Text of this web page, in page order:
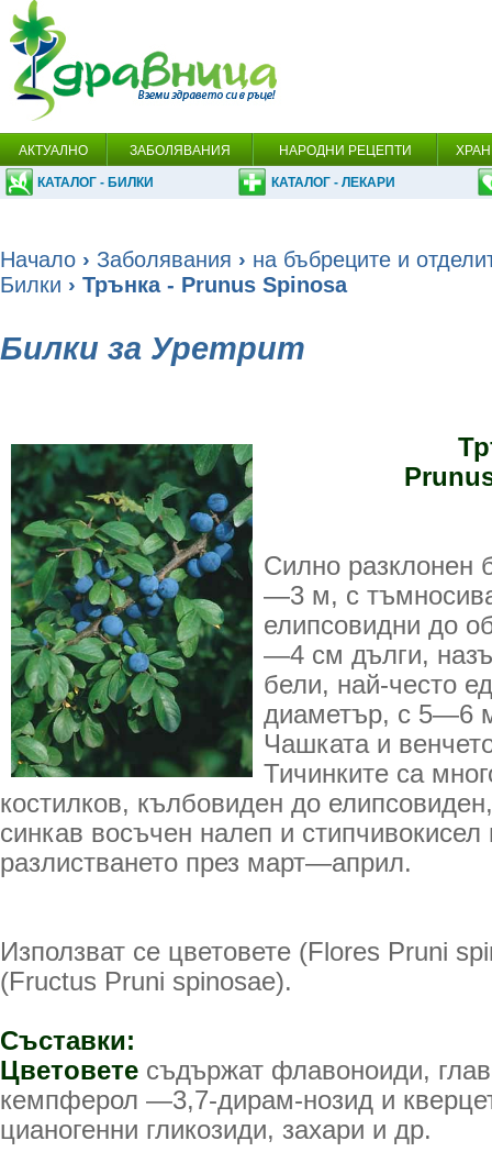
АКТУАЛНО ЗАБОЛЯВАНИЯ НАРОДНИ РЕЦЕПТИ
КАТАЛОГ - БИЛКИ КАТАЛОГ - ЛЕКАРИ
Начало › Заболявания › на бъбреците и
Билки › Трънка - Prunus Spinosa
Билки за Уретрит
Силно разклонен
—3 м, с
елипсовидни до
—4 см дълги,
бели, най-често
диаметър, с 5—6
Чашката и
Тичинките са
костилков, кълбовиден до
синкав восъчен налеп и
разлистването през март—април.
Използват се цветовете (Flores Pruni
(Fructus Pruni spinosae).
Съставки:
Цветовете съдържат флавоноиди,
кемпферол —3,7-дирам-нозид и
цианогенни гликозиди, захари и др.